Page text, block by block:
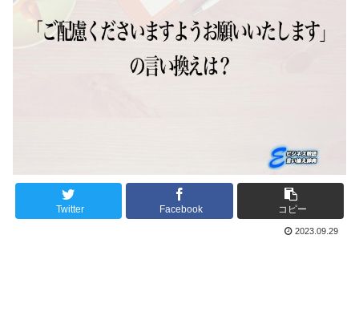
Twitter Facebook コピー
2023.09.29